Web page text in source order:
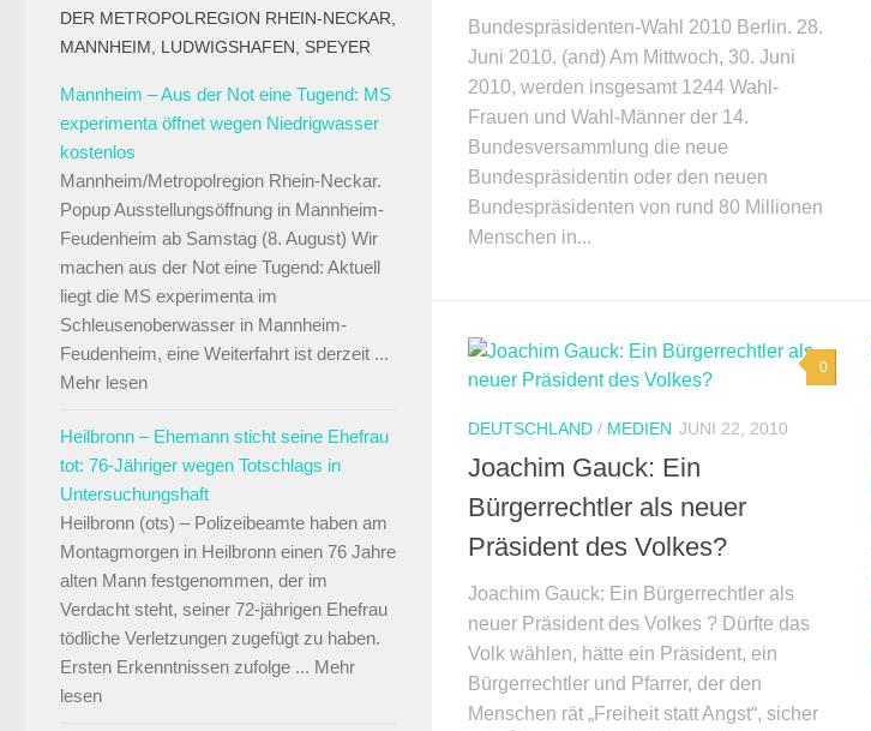
Bundespräsidenten-Wahl 2010 Berlin. 28.
Juni 2010. (and) Am Mittwoch, 30. Juni
2010, werden insgesamt 1244 Wahl-
Frauen und Wahl-Männer der 14.
Bundesversammlung die neue
Bundespräsidentin oder den neuen
Bundespräsidenten von rund 80 Millionen
Menschen in...
0
DEUTSCHLAND / MEDIEN JUNI 22, 2010
Joachim Gauck: Ein
Bürgerrechtler als neuer
Präsident des Volkes?
Joachim Gauck: Ein Bürgerrechtler als
neuer Präsident des Volkes ? Dürfte das
Volk wählen, hätte ein Präsident, ein
Bürgerrechtler und Pfarrer, der den
Menschen rät „Freiheit statt Angst“, sicher
DER METROPOLREGION RHEIN-NECKAR,
MANNHEIM, LUDWIGSHAFEN, SPEYER
Mannheim – Aus der Not eine Tugend: MS
experimenta öffnet wegen Niedrigwasser
kostenlos
Mannheim/Metropolregion Rhein-Neckar.
Popup Ausstellungsöffnung in Mannheim-
Feudenheim ab Samstag (8. August) Wir
machen aus der Not eine Tugend: Aktuell
liegt die MS experimenta im
Schleusenoberwasser in Mannheim-
Feudenheim, eine Weiterfahrt ist derzeit ...
Mehr lesen
Heilbronn – Ehemann sticht seine Ehefrau
tot: 76-Jähriger wegen Totschlags in
Untersuchungshaft
Heilbronn (ots) – Polizeibeamte haben am
Montagmorgen in Heilbronn einen 76 Jahre
alten Mann festgenommen, der im
Verdacht steht, seiner 72-jährigen Ehefrau
tödliche Verletzungen zugefügt zu haben.
Ersten Erkenntnissen zufolge ... Mehr
lesen